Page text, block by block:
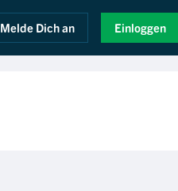
Melde Dich an Einloggen